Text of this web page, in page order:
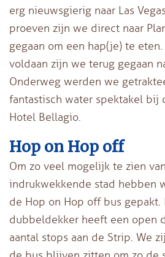
erg nieuwsgierig naar Las
proeven zijn we direct naar
gegaan om een hap(je) te
voldaan zijn we terug gegaan
Onderweg werden we
fantastisch water spektakel bij
Hotel Bellagio.
Hop on Hop off
Om zo veel mogelijk te zien
indrukwekkende stad hebben
de Hop on Hop off bus gepakt.
dubbeldekker heeft een open
aantal stops aan de Strip. We